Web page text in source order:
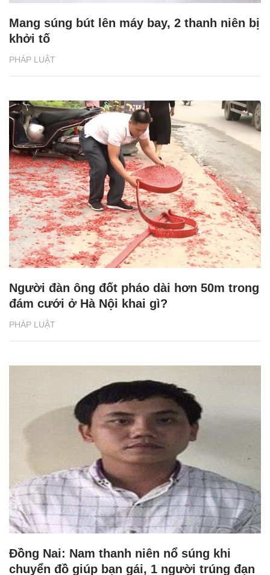
PHÁP LUẬT
Mang súng bút lên máy bay, 2 thanh niên bị
khởi tố
PHÁP LUẬT
Người đàn ông đốt pháo dài hơn 50m trong
đám cưới ở Hà Nội khai gì?
Đồng Nai: Nam thanh niên nổ súng khi
chuyển đồ giúp bạn gái, 1 người trúng đạn